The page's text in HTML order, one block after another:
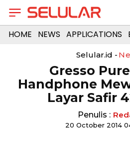
HOME NEWS APPLICATIONS
Selular.id -
Gresso
Handphone
Layar Safir
Penulis :
20 October 2014